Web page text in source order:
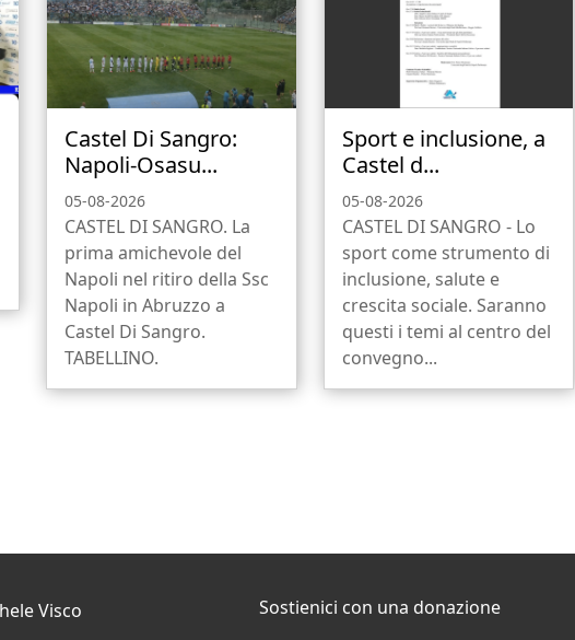
Castel Di Sangro:
Napoli-Osasu...
05-08-2026
CASTEL DI SANGRO. La
prima amichevole del
Napoli nel ritiro della Ssc
Napoli in Abruzzo a
Castel Di Sangro.
TABELLINO.
Sport e inclusione, a
Castel d...
05-08-2026
CASTEL DI SANGRO - Lo
sport come strumento di
inclusione, salute e
crescita sociale. Saranno
questi i temi al centro del
convegno...
Visco Sostienici con una donazione